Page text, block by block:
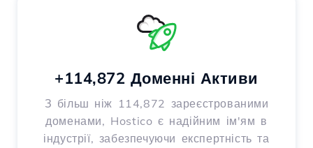
+114,872 Доменні Активи
З більш ніж 114,872 зареєстрованими
доменами, Hostico є надійним ім'ям в
індустрії, забезпечуючи експертність та